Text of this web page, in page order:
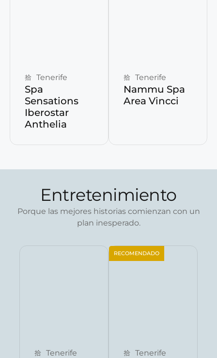
Tenerife
Spa
Sensations
Iberostar
Anthelia
Tenerife
Nammu Spa
Area Vincci
Entretenimiento
Porque las mejores historias comienzan con un
plan inesperado.
Tenerife
RECOMENDADO
Tenerife